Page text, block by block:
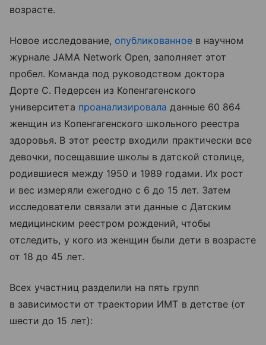
возрасте.
Новое исследование, опубликованноев научном
журнале JAMA Network Open, заполняет этот
пробел. Команда под руководством доктора
Дорте С. Педерсен из Копенгагенского
университета проанализировала данные 60 864
женщин из Копенгагенского школьного реестра
здоровья. В этот реестр входили практически все
девочки, посещавшие школы в датской столице,
родившиеся между 1950 и 1989 годами. Их рост
и вес измеряли ежегодно с 6 до 15 лет. Затем
исследователи связали эти данные с Датским
медицинским реестром рождений, чтобы
отследить, у кого из женщин были дети в возрасте
от 18 до 45 лет.
Всех участниц разделили на пять групп
в зависимости от траектории ИМТ в детстве (от
шести до 15 лет):